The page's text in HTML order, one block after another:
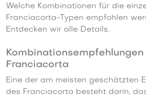
Welche Kombinationen für die
Franciacorta-Typen empfohlen
Entdecken wir alle Details.
Kombinationsempfehlungen
Franciacorta
Eine der am meisten geschätzten
des Franciacorta besteht darin,